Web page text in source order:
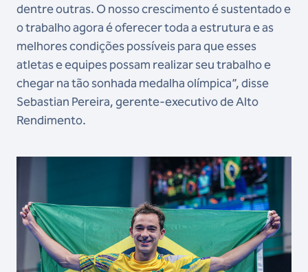
dentre outras. O nosso crescimento é sustentado e
o trabalho agora é oferecer toda a estrutura e as
melhores condições possíveis para que esses
atletas e equipes possam realizar seu trabalho e
chegar na tão sonhada medalha olímpica”, disse
Sebastian Pereira, gerente-executivo de Alto
Rendimento.